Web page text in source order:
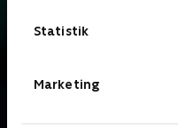
Statistik
Marketing